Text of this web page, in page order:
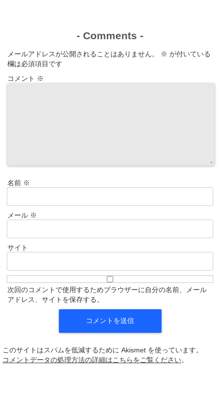
- Comments -
メールアドレスが公開されることはありません。 ※ が付いている
欄は必須項目です
コメント ※
名前 ※
メール ※
サイト
次回のコメントで使用するためブラウザーに自分の名前、メール
アドレス、サイトを保存する。
このサイトはスパムを低減するために Akismet を使っています。
コメントデータの処理方法の詳細はこちらをご覧ください。